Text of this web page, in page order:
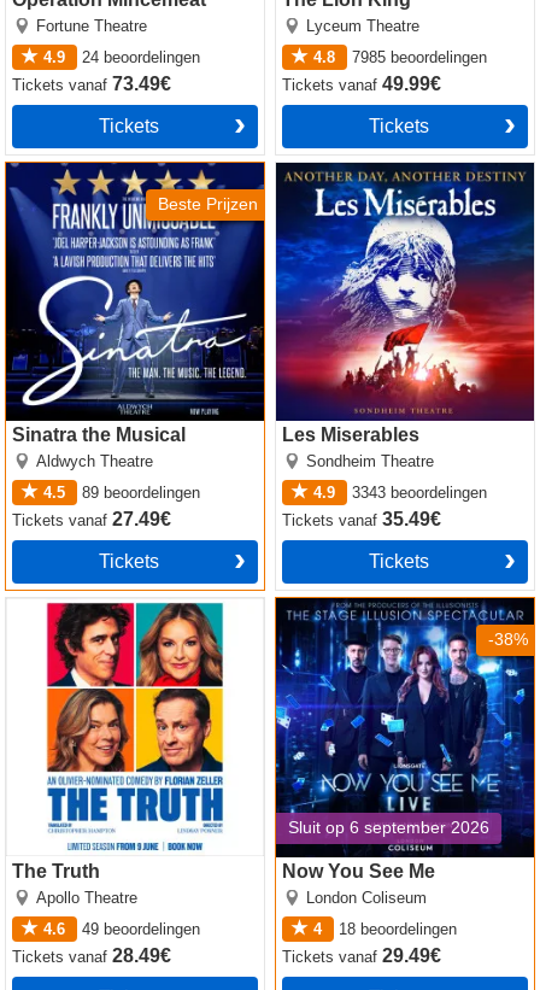
Fortune Theatre
4.9
24 beoordelingen
Ticketsvanaf 73.49€
Tickets
Lyceum Theatre
4.8
7985 beoordelingen
Ticketsvanaf49.99€
Tickets
Beste Prijzen
Sinatra the Musical
Aldwych Theatre
4.5
89 beoordelingen
Ticketsvanaf27.49€
Tickets
Sinatra the Musical
Les Miserables
Sondheim Theatre
4.9
3343 beoordelingen
Ticketsvanaf35.49€
Tickets
Les Miserables
The Truth
Apollo Theatre
4.6
49 beoordelingen
Ticketsvanaf28.49€
The Truth
-38%
Sluit op 6 september 2026
Now You See Me
London Coliseum
4
18 beoordelingen
Ticketsvanaf29.49€
Now You See Me